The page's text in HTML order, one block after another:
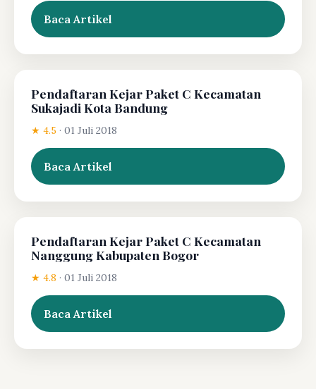
Baca Artikel
Pendaftaran Kejar Paket C Kecamatan
Sukajadi Kota Bandung
★ 4.5 · 01 Juli 2018
Baca Artikel
Pendaftaran Kejar Paket C Kecamatan
Nanggung Kabupaten Bogor
★ 4.8 · 01 Juli 2018
Baca Artikel